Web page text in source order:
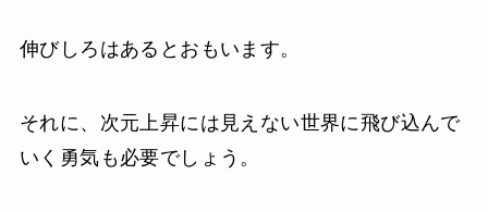
伸びしろはあるとおもいます。
それに、次元上昇には見えない世界に飛び込んで
いく勇気も必要でしょう。